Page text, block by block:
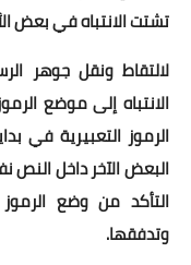
تشتت الانتباه في بعض
لالتقاط ونقل جوهر
الانتباه إلى موضع
الرموز التعبيرية في
البعض الآخر داخل النص
التأكد من وضع
وتدفقها.